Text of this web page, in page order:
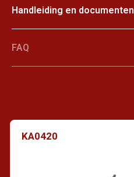
Handleiding en documenten
FAQ
KA0420